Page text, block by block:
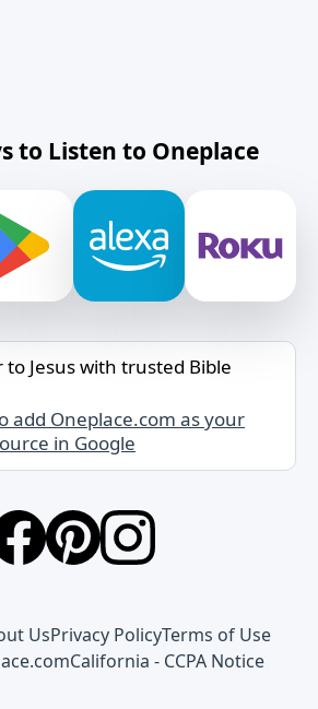
to Listen to Oneplace
to Jesus with trusted Bible
add Oneplace.com as your
in Google
UsPrivacy PolicyTerms of Use
California - CCPA Notice